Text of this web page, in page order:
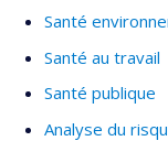
Santé
Santé au travail
Santé publique
Analyse du